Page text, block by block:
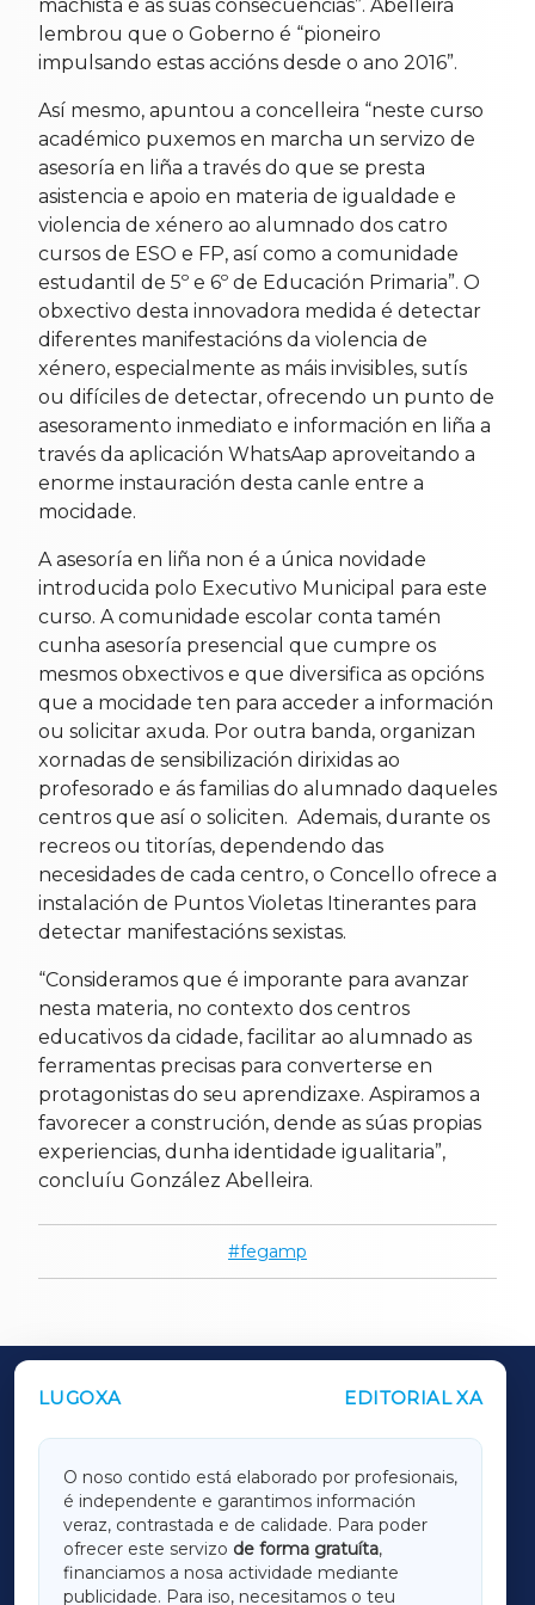
machista e as súas consecuencias”. Abelleira
lembrou que o Goberno é “pioneiro
impulsando estas accións desde o ano 2016”.
Así mesmo, apuntou a concelleira “neste curso
académico puxemos en marcha un servizo de
asesoría en liña a través do que se presta
asistencia e apoio en materia de igualdade e
violencia de xénero ao alumnado dos catro
cursos de ESO e FP, así como a comunidade
estudantil de 5º e 6º de Educación Primaria”. O
obxectivo desta innovadora medida é detectar
diferentes manifestacións da violencia de
xénero, especialmente as máis invisibles, sutís
ou difíciles de detectar, ofrecendo un punto de
asesoramento inmediato e información en liña a
través da aplicación WhatsAap aproveitando a
enorme instauración desta canle entre a
mocidade.
A asesoría en liña non é a única novidade
introducida polo Executivo Municipal para este
curso. A comunidade escolar conta tamén
cunha asesoría presencial que cumpre os
mesmos obxectivos e que diversifica as opcións
que a mocidade ten para acceder a información
ou solicitar axuda. Por outra banda, organizan
xornadas de sensibilización dirixidas ao
profesorado e ás familias do alumnado daqueles
centros que así o soliciten. Ademais, durante os
recreos ou titorías, dependendo das
necesidades de cada centro, o Concello ofrece a
instalación de Puntos Violetas Itinerantes para
detectar manifestacións sexistas.
“Consideramos que é imporante para avanzar
nesta materia, no contexto dos centros
educativos da cidade, facilitar ao alumnado as
ferramentas precisas para converterse en
protagonistas do seu aprendizaxe. Aspiramos a
favorecer a construción, dende as súas propias
experiencias, dunha identidade igualitaria”,
concluíu González Abelleira.
fegamp
LUGOXA EDITORIAL XA
O noso contido está elaborado por profesionais,
é independente e garantimos información
veraz, contrastada e de calidade. Para poder
ofrecer este servizo de forma gratuíta,
financiamos a nosa actividade mediante
publicidade. Para iso, necesitamos o teu
OUTROS PERIÓDICOS
LUGOXA
TERRACHAXA